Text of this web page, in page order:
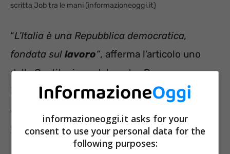
scritta Job tra le mani (informazioneoggi.it)
“L’Italia è una Repubblica democratica,
fondata sul lavoro“, afferma l’articolo uno
della Costituzione del nostro Paese.
Nonostante ciò trovare un impiego non è
affatto semplice. Anzi, spesso si rivela essere
una vera e propria impresa.
informazioneoggi.it asks for your
consent to use your personal data for the
following purposes: